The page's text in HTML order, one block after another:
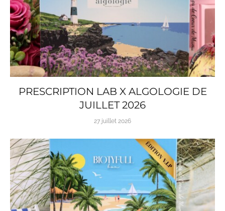
PRESCRIPTION LAB X ALGOLOGIE DE
JUILLET 2026
27 juillet 2026